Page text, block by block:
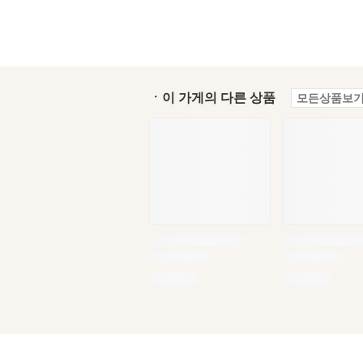
ㆍ이 가게의 다른 상품 모든상품보